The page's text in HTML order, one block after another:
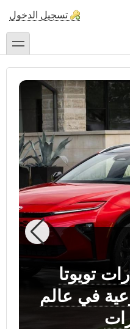
تسجيل الدخول
toggle
تويوتا
نوعية في عالم